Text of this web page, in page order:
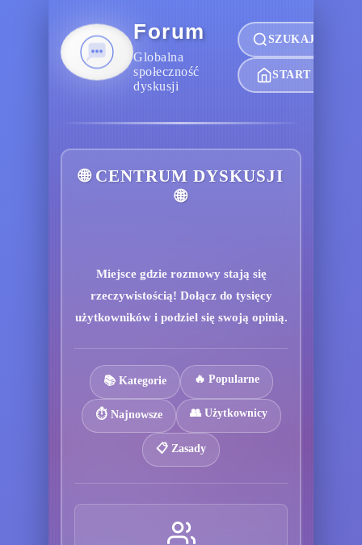
Forum
Globalna
społeczność
dyskusji
SZUKAJ
START
🌐 CENTRUM DYSKUSJI
🌐
Miejsce gdzie rozmowy stają się
rzeczywistością! Dołącz do tysięcy
użytkowników i podziel się swoją opinią.
📚 Kategorie 🔥 Popularne
⏱️ Najnowsze 👥 Użytkownicy
📋 Zasady